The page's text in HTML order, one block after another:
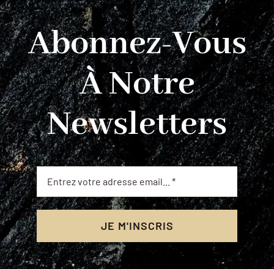
Abonnez-Vous
À Notre
Newsletters
JE M'INSCRIS